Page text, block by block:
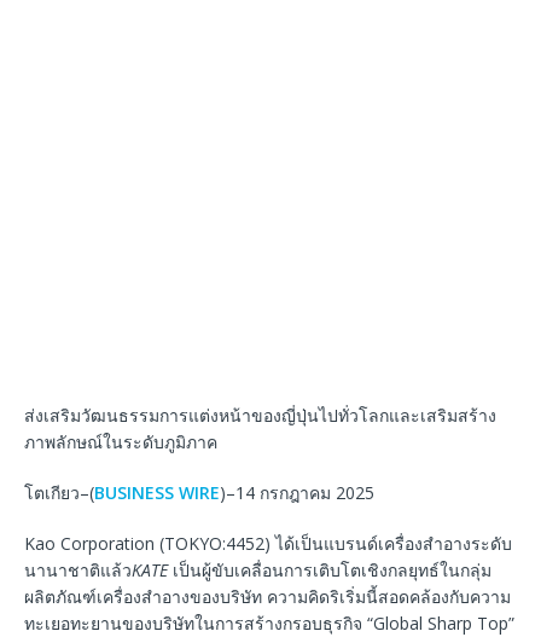
ส่งเสริมวัฒนธรรมการแต่งหน้าของญี่ปุ่นไปทั่วโลกและเสริมสร้าง
ภาพลักษณ์ในระดับภูมิภาค
โตเกียว–(BUSINESS WIRE)–14 กรกฎาคม 2025
Kao Corporation (TOKYO:4452) ได้เป็นแบรนด์เครื่องสำอางระดับ
นานาชาติแล้วKATEเป็นผู้ขับเคลื่อนการเติบโตเชิงกลยุทธ์ในกลุ่ม
ผลิตภัณฑ์เครื่องสำอางของบริษัท ความคิดริเริ่มนี้สอดคล้องกับความ
ทะเยอทะยานของบริษัทในการสร้างกรอบธุรกิจ “Global Sharp Top”